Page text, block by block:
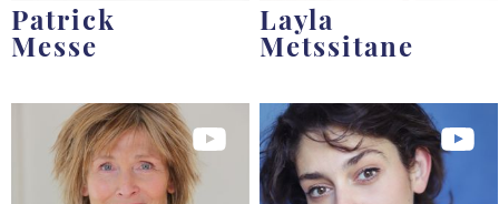
Patrick
Messe
Layla
Metssitane